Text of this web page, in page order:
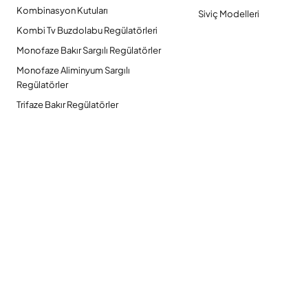
Kombinasyon Kutuları
Kombi Tv Buzdolabu Regülatörleri
Monofaze Bakır Sargılı Regülatörler
Monofaze Aliminyum Sargılı
Regülatörler
Trifaze Bakır Regülatörler
Siviç Modelleri